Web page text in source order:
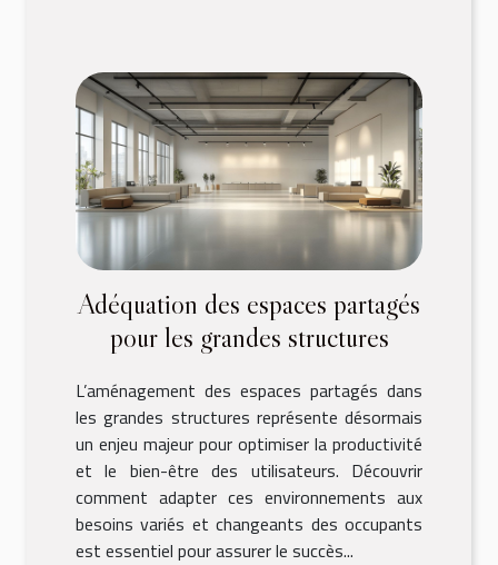
Adéquation des espaces partagés
pour les grandes structures
L’aménagement des espaces partagés dans
les grandes structures représente désormais
un enjeu majeur pour optimiser la productivité
et le bien-être des utilisateurs. Découvrir
comment adapter ces environnements aux
besoins variés et changeants des occupants
est essentiel pour assurer le succès...